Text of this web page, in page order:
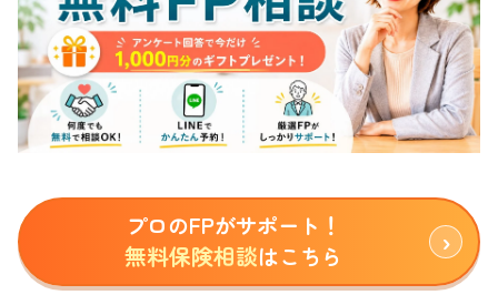
プロのFPがサポート！
無料保険相談はこちら